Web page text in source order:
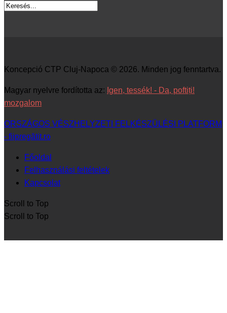
Koncepció CTP Cluj-Napoca © 2026. Minden jog fenntartva.
Magyar nyelvre fordította az: Igen, tessék! - Da, poftiți!
mozgalom
ORSZÁGOS VÉSZHELYZETI FELKÉSZÜLÉSI PLATFORM
- fiipregătit.ro
Főoldal
Felhasználási feltételek
Kapcsolat
Scroll to Top
Scroll to Top